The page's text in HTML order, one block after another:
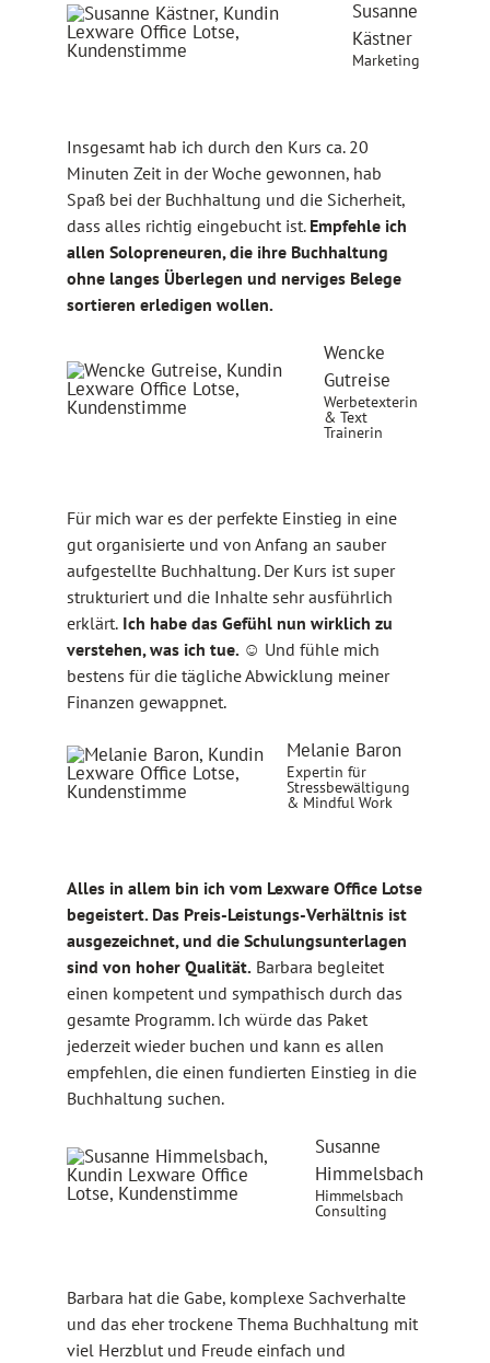
Susanne
Kästner
Marketing
Insgesamt hab ich durch den Kurs ca. 20
Minuten Zeit in der Woche gewonnen, hab
Spaß bei der Buchhaltung und die Sicherheit,
dass alles richtig eingebucht ist. Empfehle ich
allen Solopreneuren, die ihre Buchhaltung
ohne langes Überlegen und nerviges Belege
sortieren erledigen wollen.
Wencke
Gutreise
Werbetexterin
& Text
Trainerin
Für mich war es der perfekte Einstieg in eine
gut organisierte und von Anfang an sauber
aufgestellte Buchhaltung. Der Kurs ist super
strukturiert und die Inhalte sehr ausführlich
erklärt.Ich habe das Gefühl nun wirklich zu
verstehen, was ich tue. ☺️ Und fühle mich
bestens für die tägliche Abwicklung meiner
Finanzen gewappnet.
Melanie Baron
Expertin für
Stressbewältigung
& Mindful Work
Alles in allem bin ich vom Lexware Office Lotse
begeistert. Das Preis-Leistungs-Verhältnis ist
ausgezeichnet, und die Schulungsunterlagen
sind von hoher Qualität.Barbara begleitet
einen kompetent und sympathisch durch das
gesamte Programm. Ich würde das Paket
jederzeit wieder buchen und kann es allen
empfehlen, die einen fundierten Einstieg in die
Buchhaltung suchen.
Susanne
Himmelsbach
Himmelsbach
Consulting
Barbara hat die Gabe, komplexe Sachverhalte
und das eher trockene Thema Buchhaltung mit
viel Herzblut und Freude einfach und